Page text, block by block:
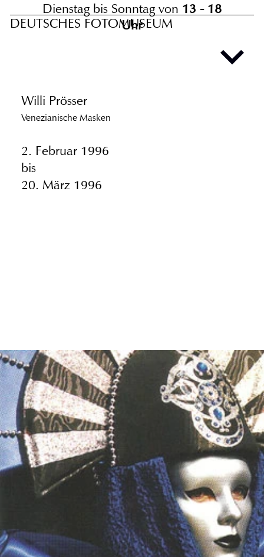
DEUTSCHES FOTOMUSEUM
Dienstag bis Sonntag von 13 - 18
Uhr
Willi Prösser
Venezianische Masken
2. Februar 1996
20. März 1996
bis